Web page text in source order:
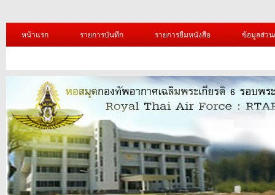
หน้าแรก รายการบันทึก รายการยืมหนังสือ ข้อมูลส่ว